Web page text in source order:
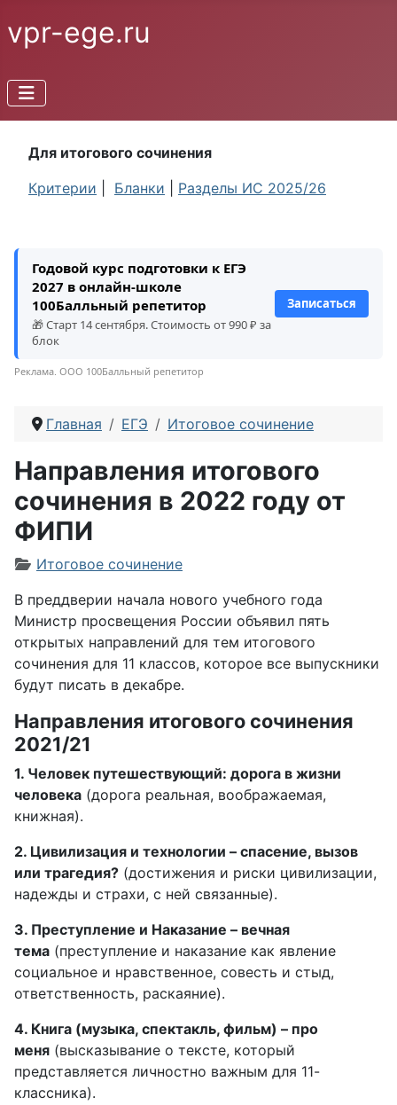
vpr-ege.ru
Для итогового сочинения
Критерии
Бланки Разделы ИС 2025/26
Годовой курс подготовки к ЕГЭ
2027 в онлайн-школе
100Балльный репетитор
🎁 Старт 14 сентября. Стоимость от 990 ₽ за
блок
Записаться
Реклама. ООО 100Балльный репетитор
Главная ЕГЭ Итоговое сочинение
Направления итогового
сочинения в 2022 году от
ФИПИ
Информация о материале
Итоговое сочинение
В преддверии начала нового учебного года
Министр просвещения России объявил пять
открытых направлений для тем итогового
сочинения для 11 классов, которое все выпускники
будут писать в декабре.
Направления итогового сочинения
2021/21
1. Человек путешествующий: дорога в жизни
человека (дорога реальная, воображаемая,
книжная).
2. Цивилизация и технологии – спасение, вызов
или трагедия? (достижения и риски цивилизации,
надежды и страхи, с ней связанные).
3. Преступление и Наказание – вечная
тема (преступление и наказание как явление
социальное и нравственное, совесть и стыд,
ответственность, раскаяние).
4. Книга (музыка, спектакль, фильм) – про
меня (высказывание о тексте, который
представляется личностно важным для 11-
классника).